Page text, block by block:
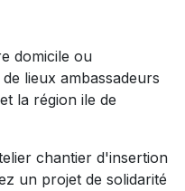
domicile ou
lieux ambassadeurs
la région ile de
chantier d'insertion
un projet de solidarité